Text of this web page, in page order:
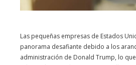
Las pequeñas empresas de Estados
panorama desafiante debido a los
administración de Donald Trump, lo